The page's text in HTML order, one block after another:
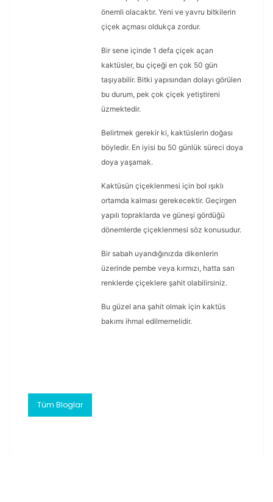
önemli olacaktır. Yeni ve yavru bitkilerin
çiçek açması oldukça zordur.
Bir sene içinde 1 defa çiçek açan
kaktüsler, bu çiçeği en çok 50 gün
taşıyabilir. Bitki yapısından dolayı görülen
bu durum, pek çok çiçek yetiştireni
üzmektedir.
Belirtmek gerekir ki, kaktüslerin doğası
böyledir. En iyisi bu 50 günlük süreci doya
doya yaşamak.
Kaktüsün çiçeklenmesi için bol ışıklı
ortamda kalması gerekecektir. Geçirgen
yapılı topraklarda ve güneşi gördüğü
dönemlerde çiçeklenmesi söz konusudur.
Bir sabah uyandığınızda dikenlerin
üzerinde pembe veya kırmızı, hatta sarı
renklerde çiçeklere şahit olabilirsiniz.
Bu güzel ana şahit olmak için kaktüs
bakımı ihmal edilmemelidir.
Tüm Bloglar